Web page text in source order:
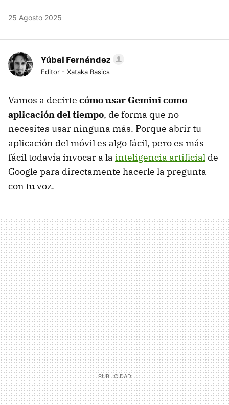
25 Agosto 2025
Yúbal Fernández
Editor - Xataka Basics
Vamos a decirte cómo usar Gemini como
aplicación del tiempo, de forma que no
necesites usar ninguna más. Porque abrir tu
aplicación del móvil es algo fácil, pero es más
fácil todavía invocar a la inteligencia artificial de
Google para directamente hacerle la pregunta
con tu voz.